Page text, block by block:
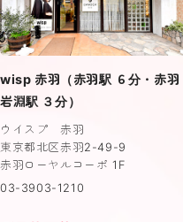
wisp 赤羽（赤羽駅 ６分・赤羽
岩淵駅 ３分）
ウイスプ 赤羽
東京都北区赤羽2-49-9
赤羽ローヤルコーポ 1F
03-3903-1210